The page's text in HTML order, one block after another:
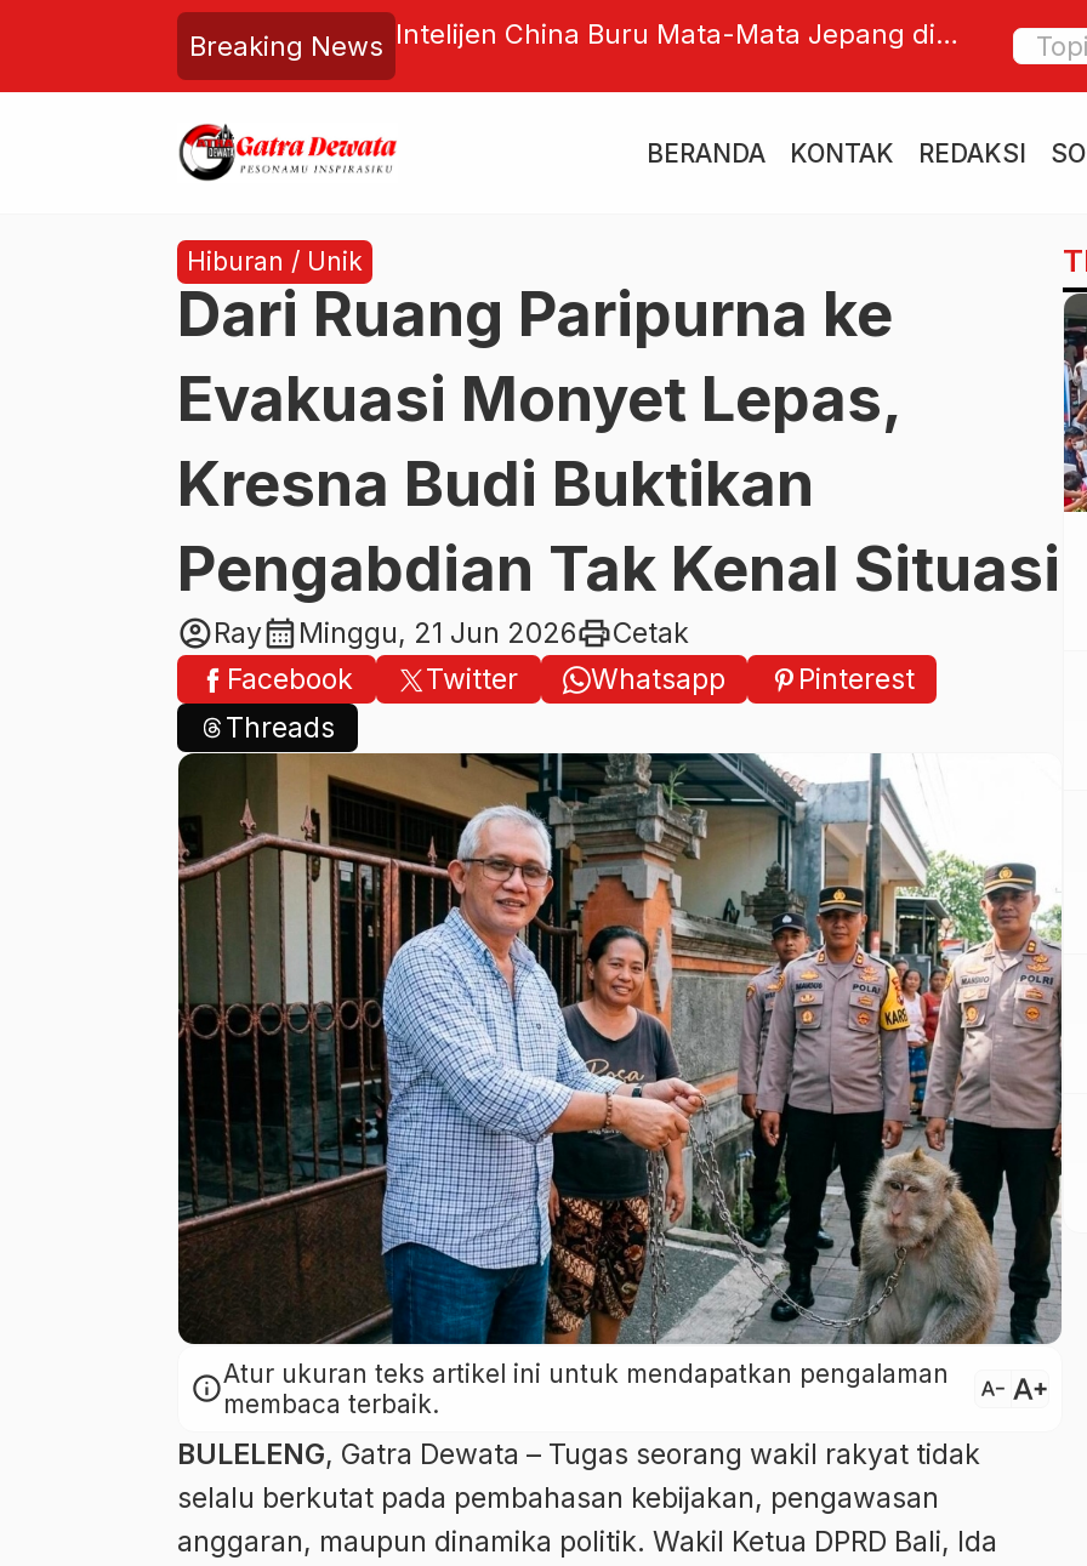
Breaking News
Mata-Mata Jepang di
Ketegangan Diplomatik
Serbuan Lalat Kembali Bayangi Kintamani,
…
BERANDA KONTAK REDAKSI
Hiburan / Unik
Dari Ruang Paripurna ke
Evakuasi Monyet Lepas,
Kresna Budi Buktikan
Pengabdian Tak Kenal Situasi
account_circleRaycalendar_monthMinggu, 21 Jun 2026printCetak
Facebook
Twitter Whatsapp
Pinterest
Threads
infoAtur ukuran teks artikel ini untuk mendapatkan pengalaman
membaca terbaik.
text_decrease text_increase
BULELENG, Gatra Dewata – Tugas seorang wakil rakyat tidak
selalu berkutat pada pembahasan kebijakan, pengawasan
anggaran, maupun dinamika politik. Wakil Ketua DPRD Bali, Ida